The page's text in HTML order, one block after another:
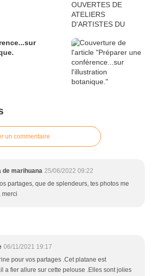
un commentaire
de marihuana 25/06/2022 09:22
partages, que de splendeurs, tes photos me
merci
06/11/2021 19:17
pour vos partages .Cet platane est
a fier allure sur cette pelouse .Elles sont jolies